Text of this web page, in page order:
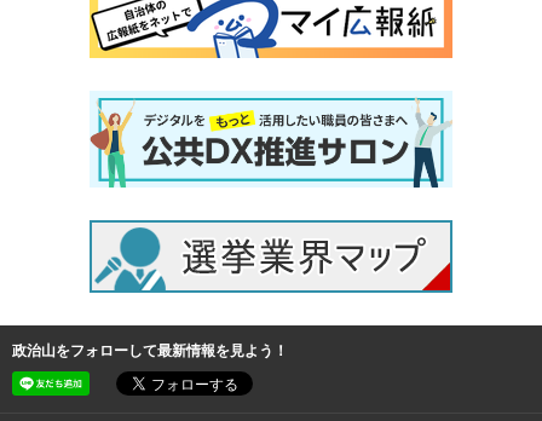
政治山をフォローして最新情報を見よう！